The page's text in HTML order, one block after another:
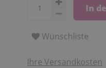
In
Wunschliste
Ihre Versandkosten